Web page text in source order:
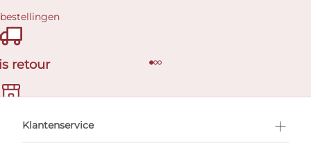
retour
afspraak
Klantenservice